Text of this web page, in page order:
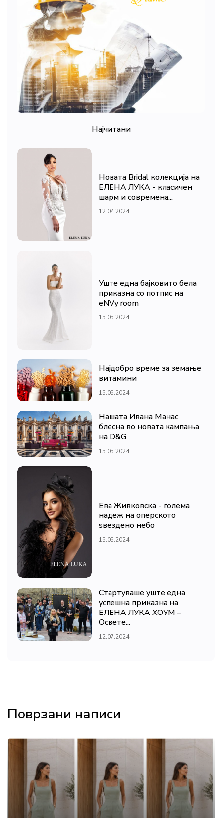
Најчитани
Новата Bridal колекција на
ЕЛЕНА ЛУКА - класичен
шарм и современа...
12.04.2024
Уште една бајковито бела
приказна со потпис на
eNVy room
15.05.2024
Најдобро време за земање
витамини
15.05.2024
Нашата Ивана Манас
блесна во новата кампања
на D&G
15.05.2024
Ева Живковска - голема
надеж на оперското
ѕвездено небо
15.05.2024
Стартуваше уште една
успешна приказна на
ЕЛЕНА ЛУКА ХОУМ –
Освете...
12.07.2024
Поврзани написи